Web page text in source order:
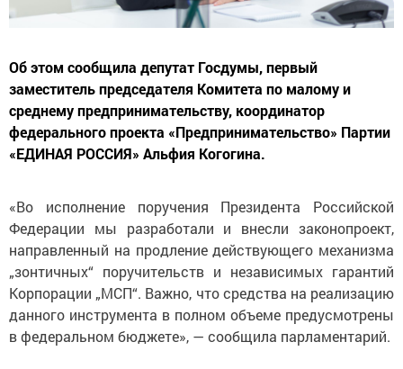
Об этом сообщила депутат Госдумы, первый
заместитель председателя Комитета по малому и
среднему предпринимательству, координатор
федерального проекта «Предпринимательство» Партии
«ЕДИНАЯ РОССИЯ» Альфия Когогина.
«Во исполнение поручения Президента Российской
Федерации мы разработали и внесли законопроект,
направленный на продление действующего механизма
„зонтичных“ поручительств и независимых гарантий
Корпорации „МСП“. Важно, что средства на реализацию
данного инструмента в полном объеме предусмотрены
в федеральном бюджете», — сообщила парламентарий.